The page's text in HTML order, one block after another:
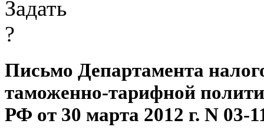
Письмо Департамента
таможенно-тарифной
РФ от 30 марта 2012 г. N 03-